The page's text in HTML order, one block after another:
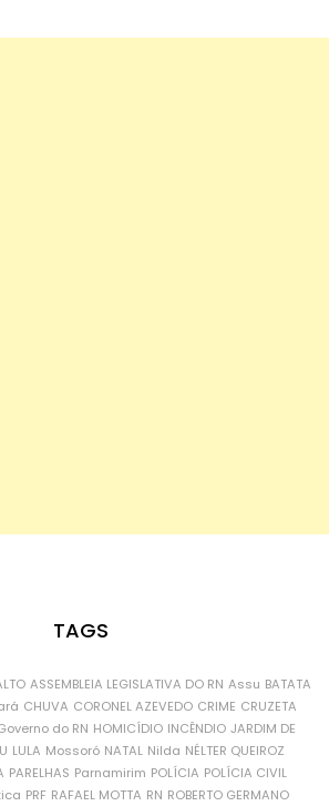
TAGS
ASSEMBLEIA LEGISLATIVA DO RN Assu BATATA
CHUVA CORONEL AZEVEDO CRIME CRUZETA
do RN HOMICÍDIO INCÊNDIO JARDIM DE
LULA Mossoró NATAL Nilda NÉLTER QUEIROZ
PARELHAS Parnamirim POLÍCIA POLÍCIA CIVIL
PRF RAFAEL MOTTA RN ROBERTO GERMANO